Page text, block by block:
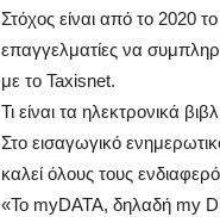
Στόχος είναι από το 2020
επαγγελματίες να
με το Taxisnet.
Τι είναι τα ηλεκτρονικά
Στο εισαγωγικό
καλεί όλους τους
«Το myDATA, δηλαδή my